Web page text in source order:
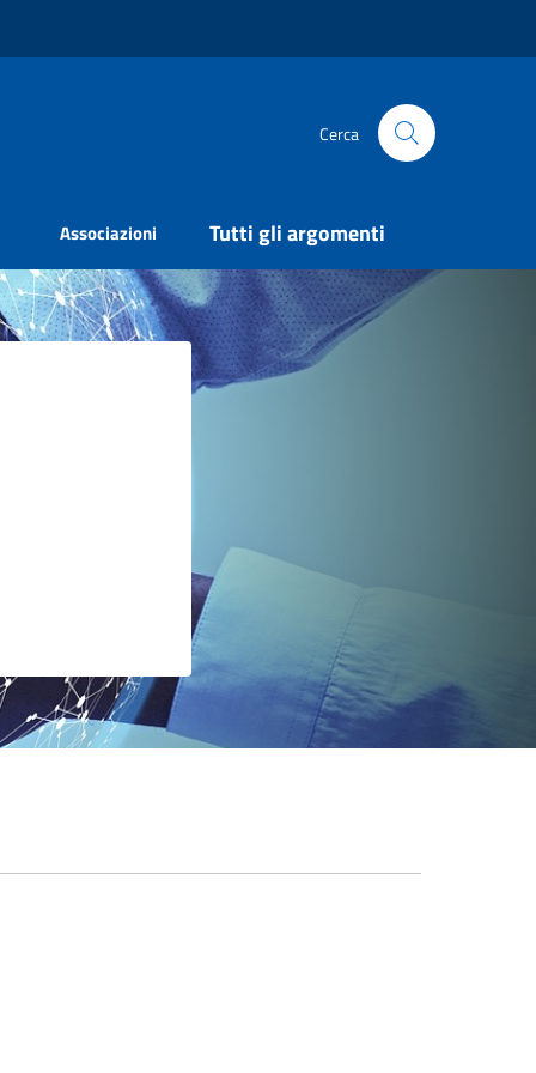
Cerca
Associazioni Tutti gli argomenti